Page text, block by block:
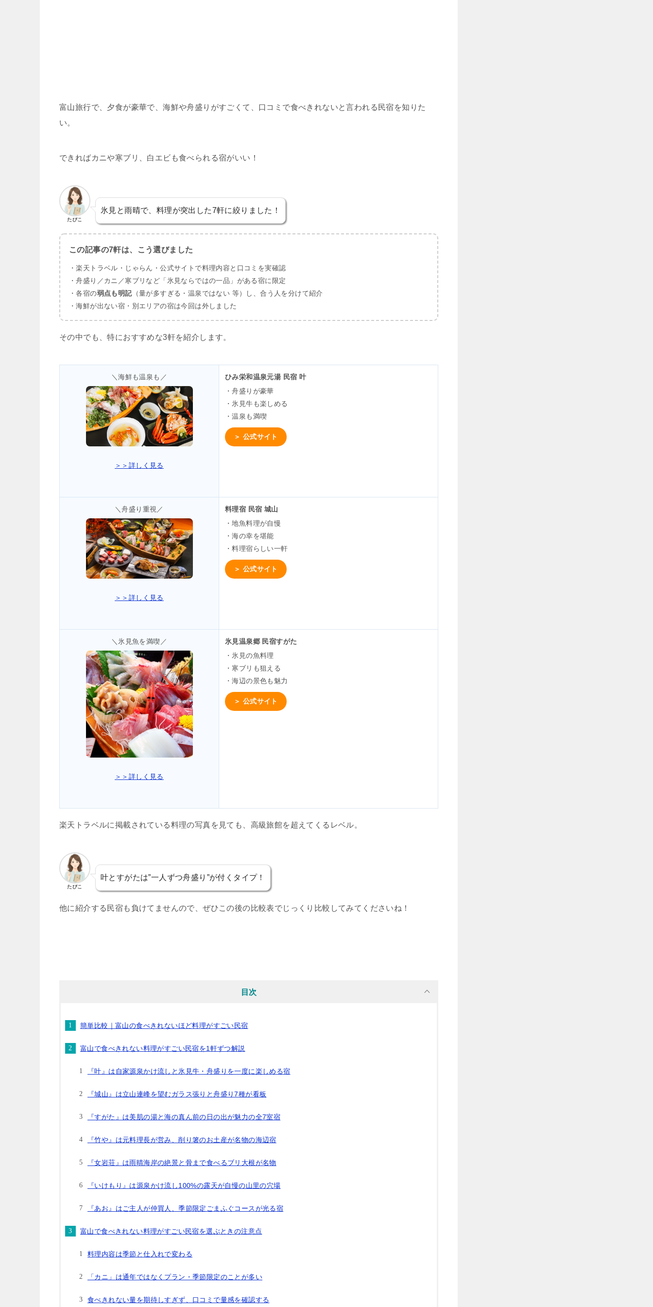
富山旅行で、夕食が豪華で、海鮮や舟盛りがすごくて、口コミで食べきれないと言われる民宿を知りた
い。
できればカニや寒ブリ、白エビも食べられる宿がいい！
たびこ
氷見と雨晴で、料理が突出した7軒に絞りました！
この記事の7軒は、こう選びました
・楽天トラベル・じゃらん・公式サイトで料理内容と口コミを実確認
・舟盛り／カニ／寒ブリなど「氷見ならではの一品」がある宿に限定
・各宿の弱点も明記（量が多すぎる・温泉ではない 等）し、合う人を分けて紹介
・海鮮が出ない宿・別エリアの宿は今回は外しました
その中でも、特におすすめな3軒を紹介します。
＼海鮮も温泉も／
＞＞詳しく見る
ひみ栄和温泉元湯 民宿 叶
・舟盛りが豪華
・氷見牛も楽しめる
・温泉も満喫
＞ 公式サイト
＼舟盛り重視／
＞＞詳しく見る
料理宿 民宿 城山
・地魚料理が自慢
・海の幸を堪能
・料理宿らしい一軒
＞ 公式サイト
＼氷見魚を満喫／
＞＞詳しく見る
氷見温泉郷 民宿すがた
・氷見の魚料理
・寒ブリも狙える
・海辺の景色も魅力
＞ 公式サイト
楽天トラベルに掲載されている料理の写真を見ても、高級旅館を超えてくるレベル。
たびこ
叶とすがたは”一人ずつ舟盛り”が付くタイプ！
他に紹介する民宿も負けてませんので、ぜひこの後の比較表でじっくり比較してみてくださいね！
目次
簡単比較｜富山の食べきれないほど料理がすごい民宿
富山で食べきれない料理がすごい民宿を1軒ずつ解説
『叶』は自家源泉かけ流しと氷見牛・舟盛りを一度に楽しめる宿
『城山』は立山連峰を望むガラス張りと舟盛り7種が看板
『すがた』は美肌の湯と海の真ん前の日の出が魅力の全7室宿
『竹や』は元料理長が営み、削り箸のお土産が名物の海辺宿
『女岩荘』は雨晴海岸の絶景と骨まで食べるブリ大根が名物
『いけもり』は源泉かけ流し100%の露天が自慢の山里の穴場
『あお』はご主人が仲買人、季節限定ごまふぐコースが光る宿
富山で食べきれない料理がすごい民宿を選ぶときの注意点
料理内容は季節と仕入れで変わる
「カニ」は通年ではなくプラン・季節限定のことが多い
食べきれない量を期待しすぎず、口コミで量感を確認する